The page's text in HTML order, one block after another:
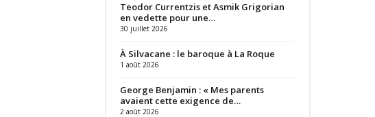
Teodor Currentzis et Asmik Grigorian
en vedette pour une…
30 juillet 2026
À Silvacane : le baroque à La Roque
1 août 2026
George Benjamin : « Mes parents
avaient cette exigence de…
2 août 2026